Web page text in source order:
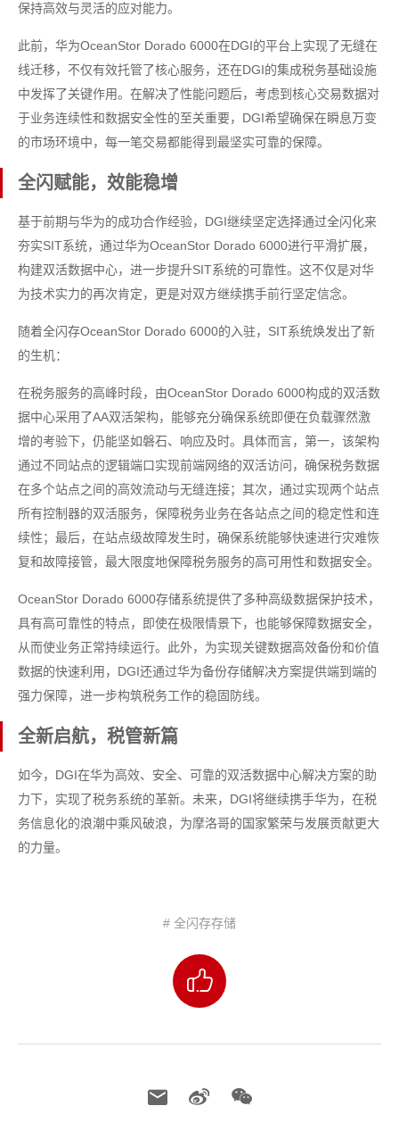
保持高效与灵活的应对能力。
此前，华为OceanStor Dorado 6000在DGI的平台上实现了无缝在
线迁移，不仅有效托管了核心服务，还在DGI的集成税务基础设施
中发挥了关键作用。在解决了性能问题后，考虑到核心交易数据对
于业务连续性和数据安全性的至关重要，DGI希望确保在瞬息万变
的市场环境中，每一笔交易都能得到最坚实可靠的保障。
全闪赋能，效能稳增
基于前期与华为的成功合作经验，DGI继续坚定选择通过全闪化来
夯实SIT系统，通过华为OceanStor Dorado 6000进行平滑扩展，
构建双活数据中心，进一步提升SIT系统的可靠性。这不仅是对华
为技术实力的再次肯定，更是对双方继续携手前行坚定信念。
随着全闪存OceanStor Dorado 6000的入驻，SIT系统焕发出了新
的生机：
在税务服务的高峰时段，由OceanStor Dorado 6000构成的双活数
据中心采用了AA双活架构，能够充分确保系统即便在负载骤然激
增的考验下，仍能坚如磐石、响应及时。具体而言，第一，该架构
通过不同站点的逻辑端口实现前端网络的双活访问，确保税务数据
在多个站点之间的高效流动与无缝连接；其次，通过实现两个站点
所有控制器的双活服务，保障税务业务在各站点之间的稳定性和连
续性；最后，在站点级故障发生时，确保系统能够快速进行灾难恢
复和故障接管，最大限度地保障税务服务的高可用性和数据安全。
OceanStor Dorado 6000存储系统提供了多种高级数据保护技术，
具有高可靠性的特点，即使在极限情景下，也能够保障数据安全，
从而使业务正常持续运行。此外，为实现关键数据高效备份和价值
数据的快速利用，DGI还通过华为备份存储解决方案提供端到端的
强力保障，进一步构筑税务工作的稳固防线。
全新启航，税管新篇
如今，DGI在华为高效、安全、可靠的双活数据中心解决方案的助
力下，实现了税务系统的革新。未来，DGI将继续携手华为，在税
务信息化的浪潮中乘风破浪，为摩洛哥的国家繁荣与发展贡献更大
的力量。
# 全闪存存储